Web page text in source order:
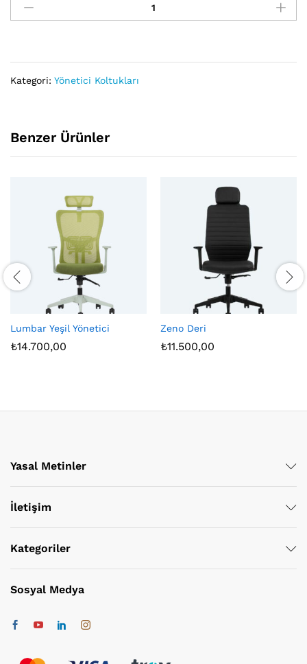
Yönetici
miktarı
Kategori: Yönetici Koltukları
Benzer Ürünler
Lumbar Yeşil Yönetici
₺14.700,00
Zeno Deri
₺11.500,00
Yasal Metinler
İletişim
Kategoriler
Sosyal Medya